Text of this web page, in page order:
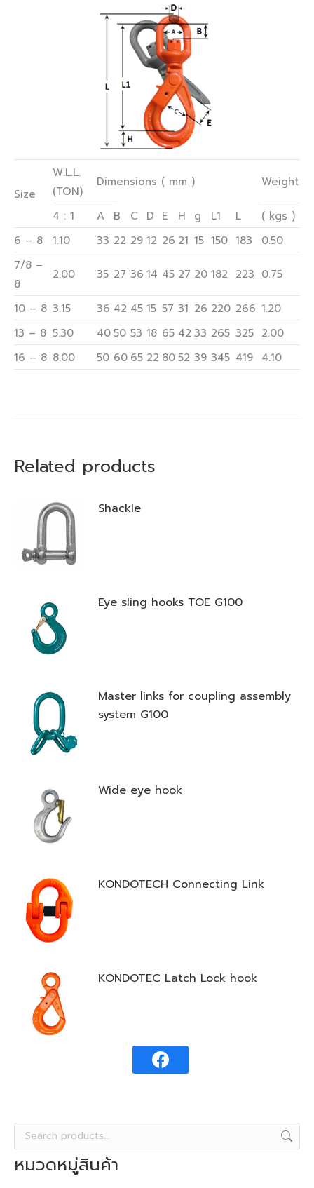
Size
W.L.L.
(TON)
Dimensions ( mm ) Weight
4 : 1 A B C D E H g L1 L
( kgs )
6 – 8
1.10 33 22 29 12 26 21 15 150 183
0.50
7/8 –
8
2.00 35 27 36 14 45 27 20 182 223 0.75
10 – 8 3.15 36 42 45 15 57 31 26 220 266 1.20
13 – 8 5.30 4050 53 18 65 42 33 265 325 2.00
16 – 8 8.00 50 60 65 22 8052 39 345 419 4.10
Related products
Shackle
Eye sling hooks TOE G100
Master links for coupling assembly
system G100
Wide eye hook
KONDOTECH Connecting Link
KONDOTEC Latch Lock hook
หมวดหมู่สินค้า